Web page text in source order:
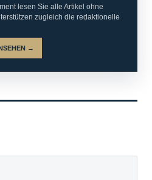
lesen Sie alle Artikel ohne
zugleich die redaktionelle
→